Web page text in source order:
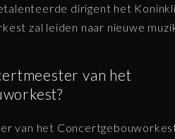
dirigent het
zal leiden naar nieuwe
van het
van het